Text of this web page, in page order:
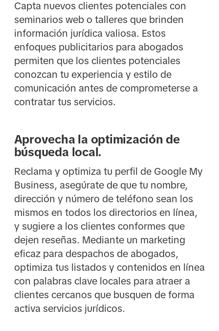
Capta nuevos clientes potenciales con
seminarios web o talleres que brinden
información jurídica valiosa. Estos
enfoques publicitarios para abogados
permiten que los clientes potenciales
conozcan tu experiencia y estilo de
comunicación antes de comprometerse a
contratar tus servicios.
Aprovecha la optimización de
búsqueda local.
Reclama y optimiza tu perfil de Google My
Business, asegúrate de que tu nombre,
dirección y número de teléfono sean los
mismos en todos los directorios en línea,
y sugiere a los clientes conformes que
dejen reseñas. Mediante un marketing
eficaz para despachos de abogados,
optimiza tus listados y contenidos en línea
con palabras clave locales para atraer a
clientes cercanos que busquen de forma
activa servicios jurídicos.